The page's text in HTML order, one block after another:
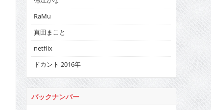
RaMu
真田まこと
netflix
ドカント 2016年
バックナンバー